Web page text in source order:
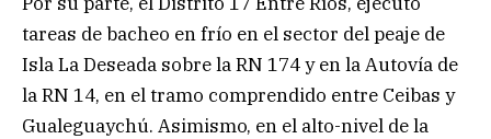
tareas de bacheo en frío en el sector del peaje de
Isla La Deseada sobre la RN 174 y en la Autovía de
la RN 14, en el tramo comprendido entre Ceibas y
Gualeguaychú. Asimismo, en el alto-nivel de la